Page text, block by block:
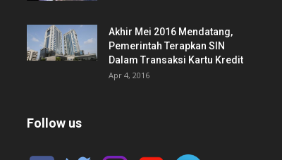
Akhir Mei 2016 Mendatang,
Pemerintah Terapkan SIN
Dalam Transaksi Kartu Kredit
Apr 4, 2016
Follow us